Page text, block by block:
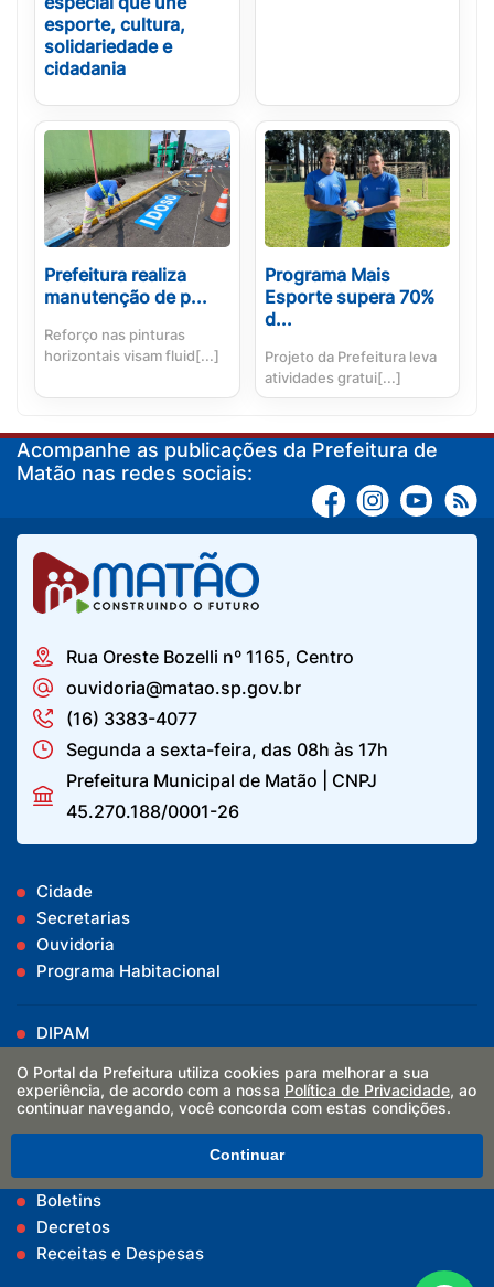
esporte, cultura,
solidariedade e
cidadania
Prefeitura realiza
manutenção de p...
Reforço nas pinturas
horizontais visam fluid[...]
Programa Mais
Esporte supera 70%
d...
Projeto da Prefeitura leva
atividades gratui[...]
Acompanhe as publicações da Prefeitura de
Matão nas redes sociais:
Rua Oreste Bozelli nº 1165, Centro
ouvidoria@matao.sp.gov.br
(16) 3383-4077
Segunda a sexta-feira, das 08h às 17h
Prefeitura Municipal de Matão | CNPJ
45.270.188/0001-26
Cidade
Secretarias
Ouvidoria
Programa Habitacional
DIPAM
ALVARÁ | ISSQN
Covid-19
Vacinômetro
Boletins
Decretos
Receitas e Despesas
O Portal da Prefeitura utiliza cookies para melhorar a sua
experiência, de acordo com a nossa Política de Privacidade, ao
continuar navegando, você concorda com estas condições.
Continuar